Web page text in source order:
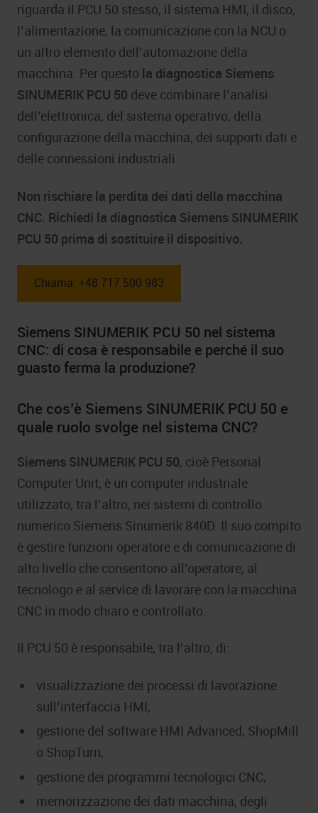
riguarda il PCU 50 stesso, il sistema HMI, il disco,
l’alimentazione, la comunicazione con la NCU o
un altro elemento dell’automazione della
macchina. Per questo la diagnostica Siemens
SINUMERIK PCU 50 deve combinare l’analisi
dell’elettronica, del sistema operativo, della
configurazione della macchina, dei supporti dati e
delle connessioni industriali.
Non rischiare la perdita dei dati della macchina
CNC. Richiedi la diagnostica Siemens SINUMERIK
PCU 50 prima di sostituire il dispositivo.
Chiama: +48 717 500 983
Siemens SINUMERIK PCU 50 nel sistema
CNC: di cosa è responsabile e perché il suo
guasto ferma la produzione?
Che cos’è Siemens SINUMERIK PCU 50 e
quale ruolo svolge nel sistema CNC?
Siemens SINUMERIK PCU 50, cioè Personal
Computer Unit, è un computer industriale
utilizzato, tra l’altro, nei sistemi di controllo
numerico Siemens Sinumerik 840D. Il suo compito
è gestire funzioni operatore e di comunicazione di
alto livello che consentono all’operatore, al
tecnologo e al service di lavorare con la macchina
CNC in modo chiaro e controllato.
Il PCU 50 è responsabile, tra l’altro, di:
visualizzazione dei processi di lavorazione
sull’interfaccia HMI,
gestione del software HMI Advanced, ShopMill
o ShopTurn,
gestione dei programmi tecnologici CNC,
memorizzazione dei dati macchina, degli